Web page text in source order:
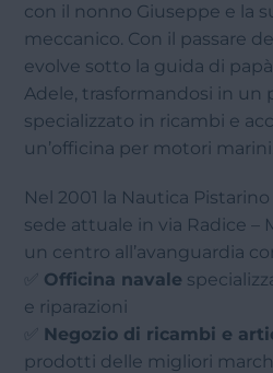
con il nonno Giuseppe e la
meccanico. Con il passare
evolve sotto la guida di
Adele, trasformandosi in un
specializzato in ricambi e
un’officina per motori marini.
Nel 2001 la Nautica
sede attuale in via Radice –
un centro all’avanguardia
Officina navale
e riparazioni
Negozio di ricambi e
prodotti delle migliori